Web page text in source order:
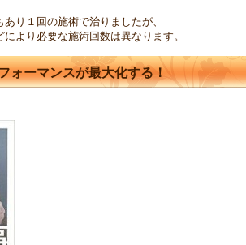
り１回の施術で治りましたが、
より必要な施術回数は異なります。
ォーマンスが最大化する！